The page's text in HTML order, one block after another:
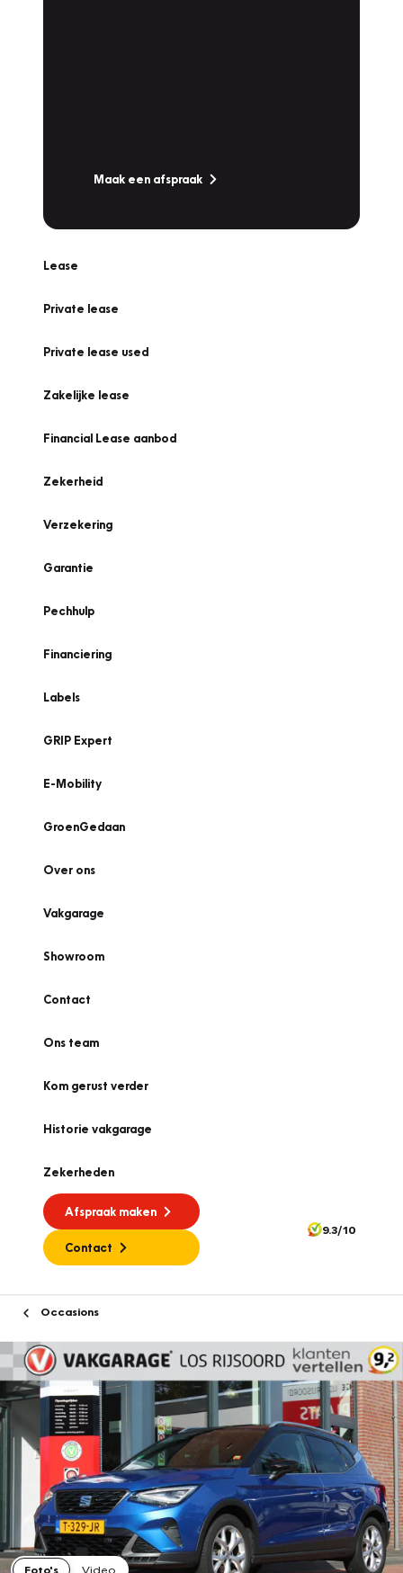
Maak een afspraak
Lease
Private lease
Private lease used
Zakelijke lease
Financial Lease aanbod
Zekerheid
Verzekering
Garantie
Pechhulp
Financiering
Labels
GRIP Expert
E-Mobility
GroenGedaan
Over ons
Vakgarage
Showroom
Contact
Ons team
Kom gerust verder
Historie vakgarage
Zekerheden
Afspraak maken
Contact
9.3/10
Occasions
Foto's Video